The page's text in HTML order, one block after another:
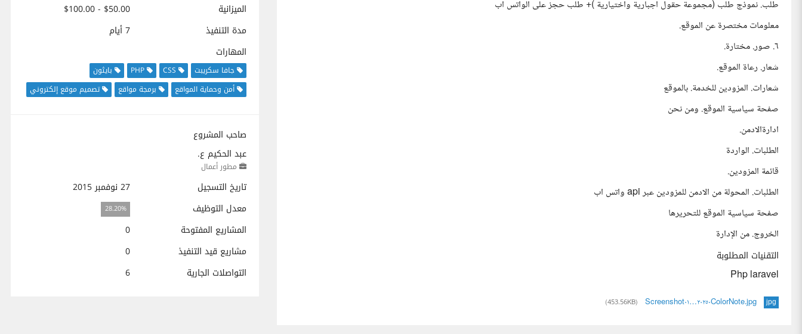
الميزانية
$50.00 - $100.00
مدة التنفيذ
7 أيام
المهارات
جافا سكريبت CSS
PHP
بايثون
أمن وحماية المواقع
برمجة مواقع تصميم موقع إلكتروني
صاحب المشروع
عبد الحكيم ع.
مطور أعمال
تاريخ التسجيل
27 نوفمبر 2015
معدل التوظيف
28.20%
المشاريع المفتوحة
0
مشاريع قيد التنفيذ
0
التواصلات الجارية
6
طلب. نموذج طلب (مجموعة حقول اجبارية واختيارية )+ طلب حجز على الواتس اب
معلومات مختصرة عن الموقع.
٦. صور. مختارة.
شعار. رعاة الموقع.
شعارات. المزودين للخدمة. بالموقع
صفحة سياسية الموقع. ومن نحن
ادارةالادمن.
الطلبات. الواردة
قائمة المزودين.
الطلبات. المحولة من الادمن للمزودين عبر api واتس اب
صفحة سياسية الموقع للتحريرها
الخروج. من الإدارة
التقنيات المطلوبة
Php laravel
jpg Screenshot٢٠٢٥٠…٠١ColorNote.jpg (453.56KB)